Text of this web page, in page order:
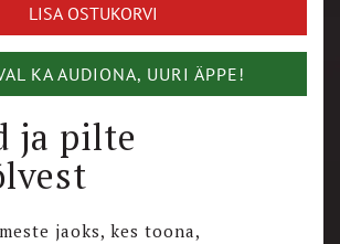
LISA OSTUKORVI
KA AUDIONA, UURI ÄPPE!
ja pilte
jaoks, kes toona,